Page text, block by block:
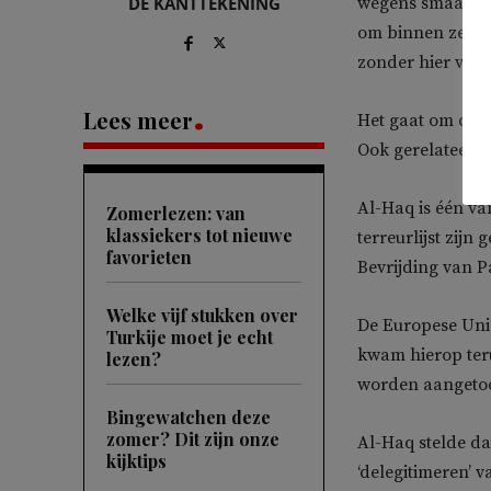
Lees meer
Zomerlezen: van
klassiekers tot nieuwe
favorieten
Welke vijf stukken over
Turkije moet je echt
lezen?
Bingewatchen deze
zomer? Dit zijn onze
kijktips
om binnen
zonder hier
Het gaat om
Ook
Al-Haq is één
terreurlijst zijn
Bevrijding van
De Europese
kwam hierop
worden
Al-Haq stelde
‘delegitimeren’